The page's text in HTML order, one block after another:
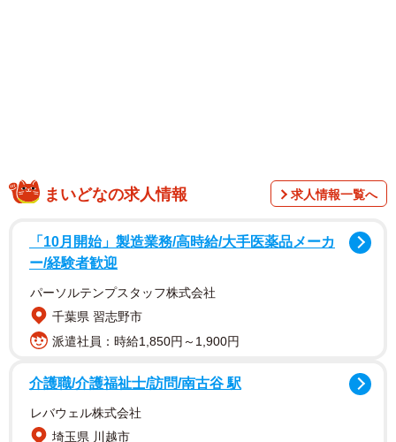
護を受けるのであれば、飼っている猫は手放さないといけ
活保護を受けることに問題になるのでしょうか。
生活保護法には「ペットを飼ってはいけない」と
いう定めはありません
▽１ 法律上の制限
憲法２５条１項には「すべて国民は、健康で文化的な最低
限度の生活を営む権利を有する」との定めが置かれていま
す。
まいどなの求人情報 求人情報一覧へ
「10月開始」製造業務/高時給/大手医薬品メーカ
ー/経験者歓迎
パーソルテンプスタッフ株式会社
千葉県 習志野市
派遣社員：時給1,850円～1,900円
介護職/介護福祉士/訪問/南古谷 駅
レバウェル株式会社
埼玉県 川越市